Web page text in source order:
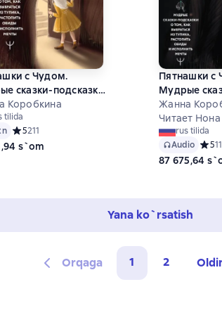
с Чудом.
сказки-подсказки
выбраться из
растопить обиды
мечты
Коробкина
tilida
Средний рейтинг 5 на основе 211 оценок
5211
s`om
Пятнашки с
Мудрые
о том, как
тупика,
и
Жанна
Читает
rus tilida
Audio
5
87 675,64
Yana ko`rsatish
Orqaga 1 2